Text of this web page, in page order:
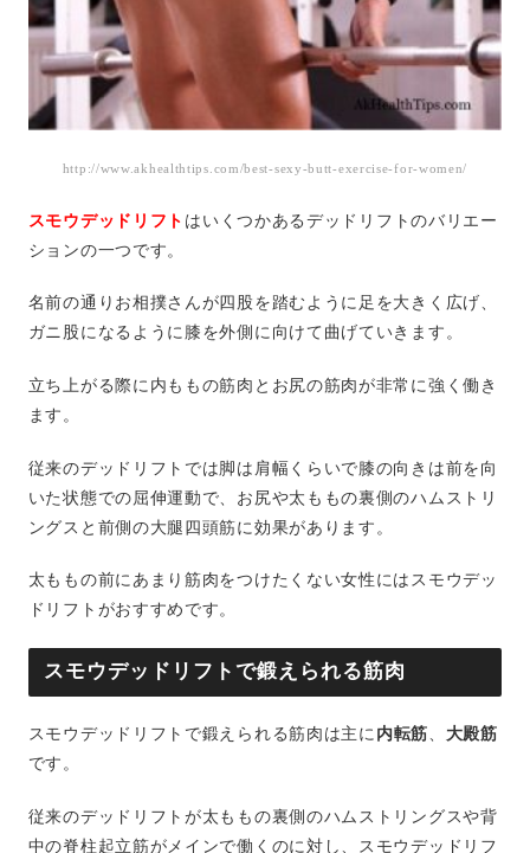
http://www.akhealthtips.com/best-sexy-butt-exercise-for-women/
スモウデッドリフト はいくつかあるデッドリフトのバリエー
ションの一つです。
名前の通りお相撲さんが四股を踏むように足を大きく広げ、
ガニ股になるように膝を外側に向けて曲げていきます。
立ち上がる際に内ももの筋肉とお尻の筋肉が非常に強く働き
ます。
従来のデッドリフトでは脚は肩幅くらいで膝の向きは前を向
いた状態での屈伸運動で、お尻や太ももの裏側のハムストリ
ングスと前側の大腿四頭筋に効果があります。
太ももの前にあまり筋肉をつけたくない女性にはスモウデッ
ドリフトがおすすめです。
スモウデッドリフトで鍛えられる筋肉
スモウデッドリフトで鍛えられる筋肉は主に 内転筋、 大殿筋
です。
従来のデッドリフトが太ももの裏側のハムストリングスや背
中の脊柱起立筋がメインで働くのに対し、スモウデッドリフ